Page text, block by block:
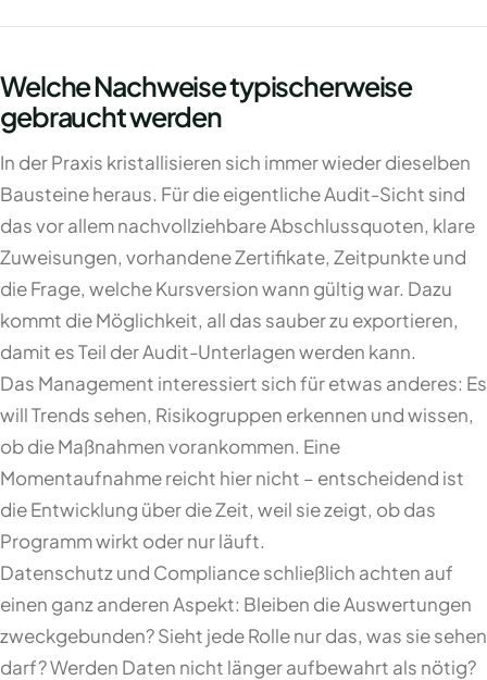
Welche Nachweise typischerweise
gebraucht werden
In der Praxis kristallisieren sich immer wieder dieselben
Bausteine heraus. Für die eigentliche Audit-Sicht sind
das vor allem nachvollziehbare Abschlussquoten, klare
Zuweisungen, vorhandene Zertifikate, Zeitpunkte und
die Frage, welche Kursversion wann gültig war. Dazu
kommt die Möglichkeit, all das sauber zu exportieren,
damit es Teil der Audit-Unterlagen werden kann.
Das Management interessiert sich für etwas anderes: Es
will Trends sehen, Risikogruppen erkennen und wissen,
ob die Maßnahmen vorankommen. Eine
Momentaufnahme reicht hier nicht – entscheidend ist
die Entwicklung über die Zeit, weil sie zeigt, ob das
Programm wirkt oder nur läuft.
Datenschutz und Compliance schließlich achten auf
einen ganz anderen Aspekt: Bleiben die Auswertungen
zweckgebunden? Sieht jede Rolle nur das, was sie sehen
darf? Werden Daten nicht länger aufbewahrt als nötig?